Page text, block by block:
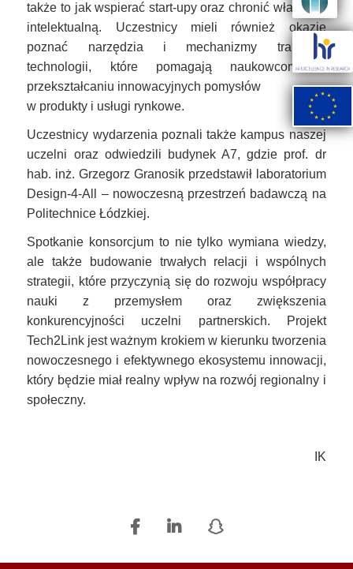
także to jak wspierać start-upy oraz chronić własność
intelektualną. Uczestnicy mieli również okazję
poznać narzędzia i mechanizmy transferu
technologii, które pomagają naukowcom w
przekształcaniu innowacyjnych pomysłów
w produkty i usługi rynkowe.
Uczestnicy wydarzenia poznali także kampus naszej
uczelni oraz odwiedzili budynek A7, gdzie prof. dr
hab. inż. Grzegorz Granosik przedstawił laboratorium
Design-4-All – nowoczesną przestrzeń badawczą na
Politechnice Łódzkiej.
Spotkanie konsorcjum to nie tylko wymiana wiedzy,
ale także budowanie trwałych relacji i wspólnych
strategii, które przyczynią się do rozwoju współpracy
nauki z przemysłem oraz zwiększenia
konkurencyjności uczelni partnerskich. Projekt
Tech2Link jest ważnym krokiem w kierunku tworzenia
nowoczesnego i efektywnego ekosystemu innowacji,
który będzie miał realny wpływ na rozwój regionalny i
społeczny.
IK
Image
Image